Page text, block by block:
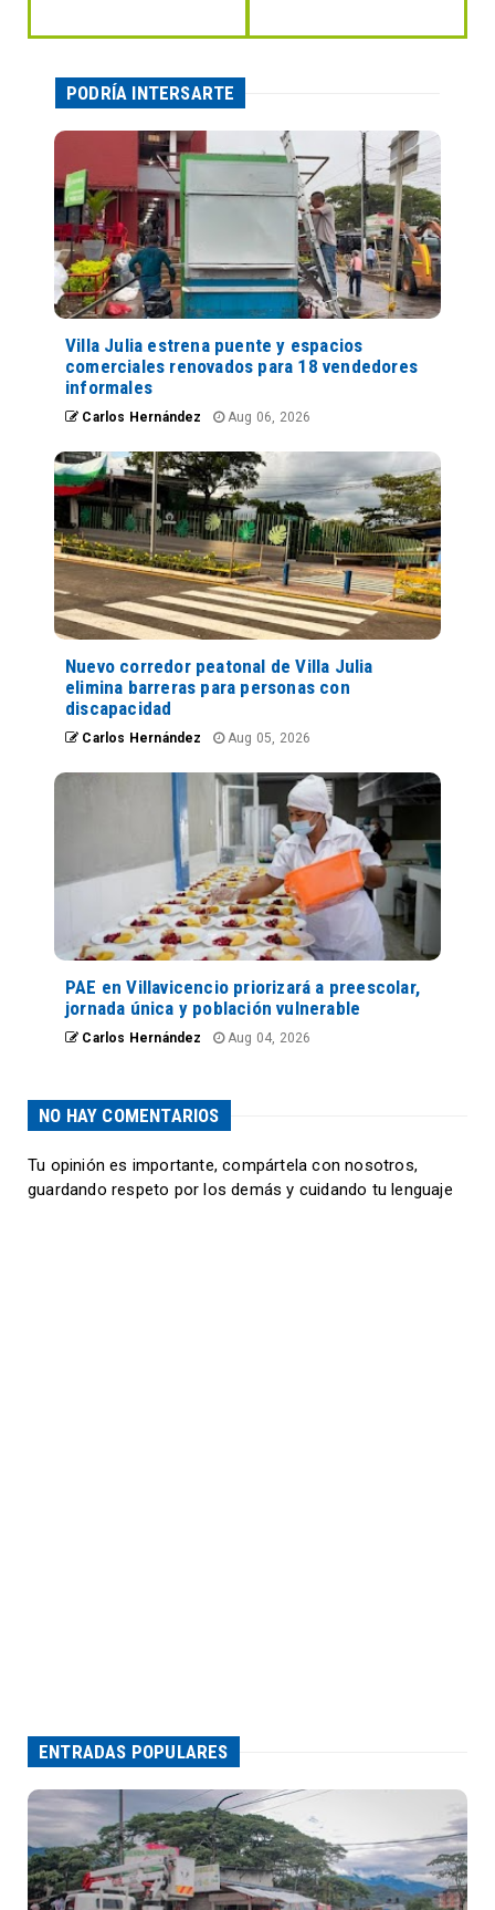
PODRÍA INTERSARTE
Villa Julia estrena puente y espacios
comerciales renovados para 18 vendedores
informales
Carlos Hernández Aug 06, 2026
Nuevo corredor peatonal de Villa Julia
elimina barreras para personas con
discapacidad
Carlos Hernández Aug 05, 2026
PAE en Villavicencio priorizará a preescolar,
jornada única y población vulnerable
Carlos Hernández Aug 04, 2026
NO HAY COMENTARIOS
Tu opinión es importante, compártela con nosotros,
guardando respeto por los demás y cuidando tu lenguaje
ENTRADAS POPULARES